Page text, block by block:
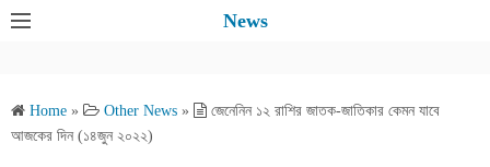
News
Home » Other News »
জেনেনিন ১২ রাশির জাতক-জাতিকার কেমন যাবে
আজকের দিন (১৪জুন ২০২২)